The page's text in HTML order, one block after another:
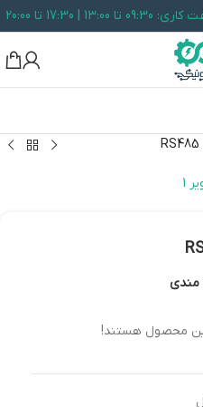
تا 13:00 | 17:30 تا 20:00
مندی
محصول هستند!